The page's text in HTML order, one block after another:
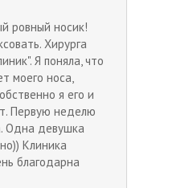
ровный носик!
Хирурга
Я поняла, что
моего носа,
я его и
Первую неделю
Одна девушка
Клиника
благодарна